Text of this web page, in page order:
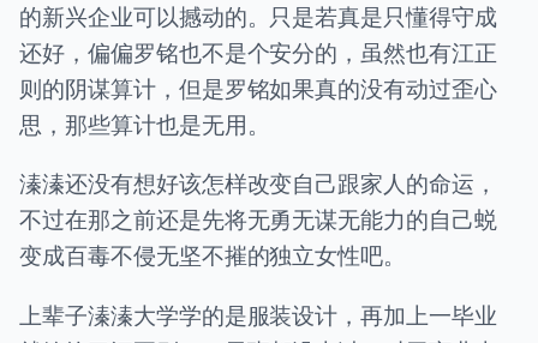
的新兴企业可以撼动的。只是若真是只懂得守成
还好，偏偏罗铭也不是个安分的，虽然也有江正
则的阴谋算计，但是罗铭如果真的没有动过歪心
思，那些算计也是无用。
溱溱还没有想好该怎样改变自己跟家人的命运，
不过在那之前还是先将无勇无谋无能力的自己蜕
变成百毒不侵无坚不摧的独立女性吧。
上辈子溱溱大学学的是服装设计，再加上一毕业